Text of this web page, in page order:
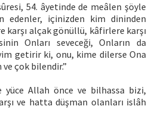
54. âyetinde de meâlen şöyle
edenler, içinizden kim dininden
karşı alçak gönüllü, kâfirlere karşı
Onları seveceği, Onların da
getirir ki, onu, kime dilerse Ona
çok bilendir.”
yüce Allah önce ve bilhassa bizi,
ve hatta düşman olanları islâh